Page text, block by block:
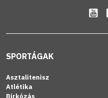
SPORTÁGAK
Asztalitenisz
Atlétika
Birkózás